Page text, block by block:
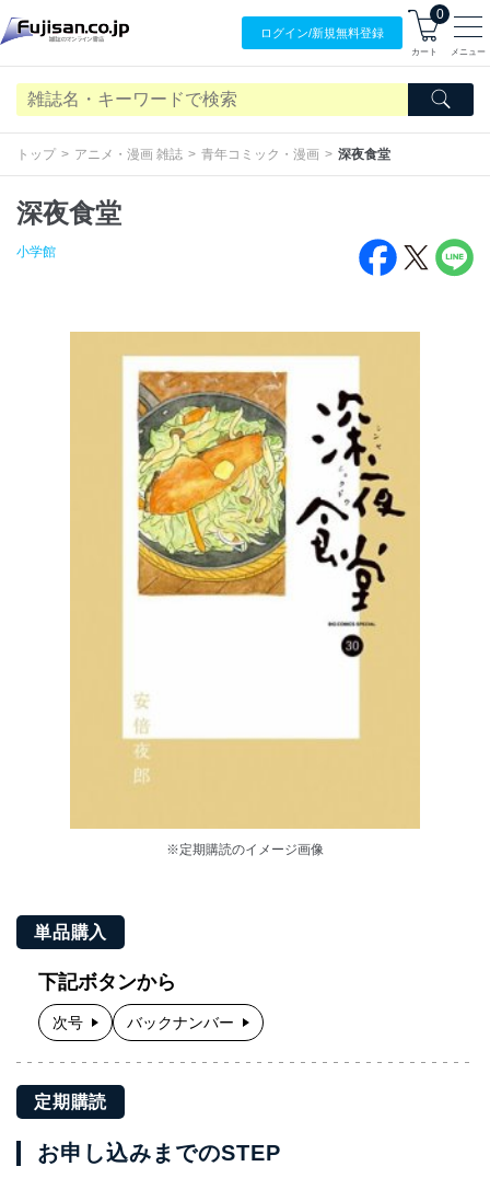
ログイン/新規無料登録
0
カート メニュー
トップ アニメ・漫画 雑誌 青年コミック・漫画 深夜食堂
深夜食堂
小学館
※定期購読のイメージ画像
単品購入
下記ボタンから
次号 バックナンバー
定期購読
お申し込みまでのSTEP